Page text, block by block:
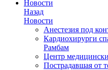
Новости
Назад
Новости
Анестезия под
Кардиохирурги
Рамбам
Центр
Пострадавшая от